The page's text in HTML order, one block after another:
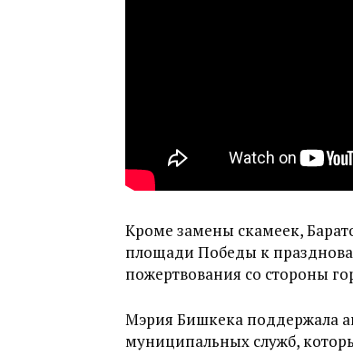
Кроме замены скамеек,
площади Победы к
пожертвования со стороны
Мэрия Бишкека поддержала
муниципальных служб,